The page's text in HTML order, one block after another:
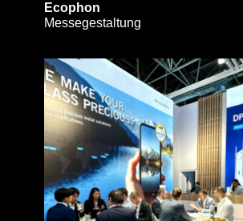
Ecophon
Messegestaltung